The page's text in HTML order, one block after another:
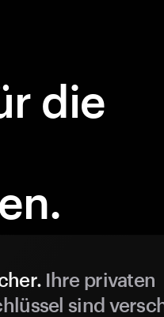
die
Ihre privaten
sind